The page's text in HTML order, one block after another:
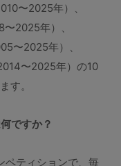
〜2025年）、
2025年）、
〜2025年）、
〜2025年）の10
す。
ですか？
ペティションで、毎